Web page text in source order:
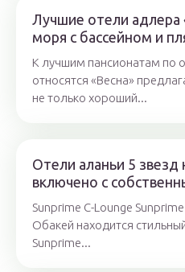
Лучшие отели адлера
моря с бассейном и
К лучшим пансионатам по
относятся «Весна»
не только хороший...
Отели аланьи 5 звезд
включено с
Sunprime C-Lounge
Обакей находится
Sunprime...